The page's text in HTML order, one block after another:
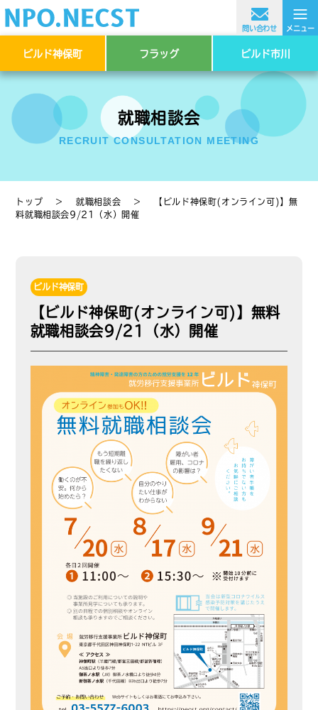
≡
メニュー
問い合わせ
ビルド神保町 フラッグ ビルド市川
就職相談会
RECRUIT CONSULTATION MEETING
トップ ＞就職相談会 ＞
【ビルド神保町(オンライン可)】無
料就職相談会9/21（水）開催
ビルド神保町
【ビルド神保町(オンライン可)】無料
就職相談会9/21（水）開催